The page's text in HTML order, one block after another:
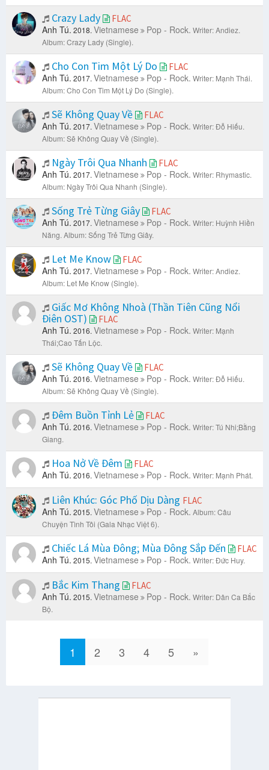
Crazy Lady FLAC
Anh Tú. 2018. Vietnamese Pop - Rock. Writer: Andiez.
Album: Crazy Lady (Single).
Cho Con Tim Một Lý Do FLAC
Anh Tú. 2017. Vietnamese Pop - Rock. Writer: Mạnh Thái.
Album: Cho Con Tim Một Lý Do (Single).
Sẽ Không Quay Về FLAC
Anh Tú. 2017. Vietnamese Pop - Rock. Writer: Đỗ Hiếu.
Album: Sẽ Không Quay Về (Single).
Ngày Trôi Qua Nhanh FLAC
Anh Tú. 2017. Vietnamese Pop - Rock. Writer: Rhymastic.
Album: Ngày Trôi Qua Nhanh (Single).
Sống Trẻ Từng Giây FLAC
Anh Tú. 2017. Vietnamese Pop - Rock. Writer: Huỳnh Hiền
Năng. Album: Sống Trẻ Từng Giây.
Let Me Know FLAC
Anh Tú. 2017. Vietnamese Pop - Rock. Writer: Andiez.
Album: Let Me Know (Single).
Giấc Mơ Không Nhoà (Thần Tiên Cũng Nổi
Điên OST)
FLAC
Anh Tú. 2016. Vietnamese Pop - Rock. Writer: Mạnh
Thái;Cao Tấn Lộc.
Sẽ Không Quay Về FLAC
Anh Tú. 2016. Vietnamese Pop - Rock. Writer: Đỗ Hiếu.
Album: Sẽ Không Quay Về (Single).
Đêm Buồn Tỉnh Lẻ FLAC
Anh Tú. 2016. Vietnamese Pop - Rock. Writer: Tú Nhi;Bằng
Giang.
Hoa Nở Về Đêm FLAC
Anh Tú. 2016. Vietnamese Pop - Rock. Writer: Mạnh Phát.
Liên Khúc: Góc Phố Dịu Dàng FLAC
Anh Tú. 2015. Vietnamese Pop - Rock. Album: Câu
Chuyện Tình Tôi (Gala Nhạc Việt 6).
Chiếc Lá Mùa Đông; Mùa Đông Sắp Đến FLAC
Anh Tú. 2015. Vietnamese Pop - Rock. Writer: Đức Huy.
Bắc Kim Thang FLAC
Anh Tú. 2015. Vietnamese Pop - Rock. Writer: Dân Ca Bắc
Bộ.
1 2 3 4 5 »